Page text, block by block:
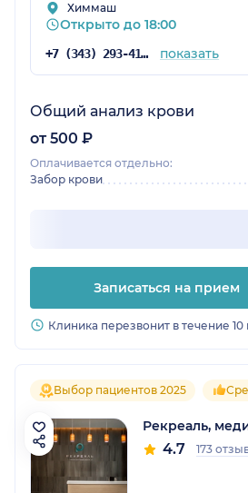
Химмаш
Открыто до 18:00
+7 (343) 293-41-38 показать
Общий анализ крови
от 500 ₽
Оплачивается отдельно:
Забор крови
Записаться на прием
Клиника перезвонит в течение 10
Выбор пациентов 2025
Рекреаль,
4.7 173